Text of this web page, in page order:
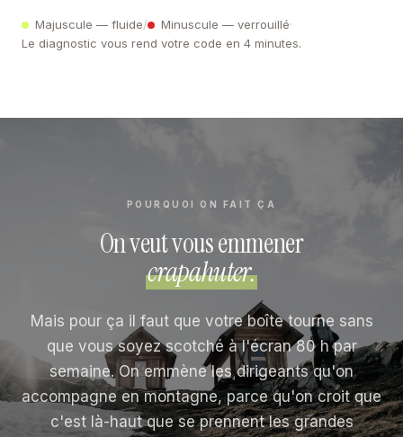
Majuscule — fluide/ Minuscule — verrouillé·
Le diagnostic vous rend votre code en 4 minutes.
POURQUOI ON FAIT ÇA
On veut vous emmener
crapahuter.
Mais pour ça il faut que votre boîte tourne sans
que vous soyez scotché à l'écran 80 h par
semaine. On emmène les dirigeants qu'on
accompagne en montagne, parce qu'on croit que
c'est là-haut que se prennent les grandes